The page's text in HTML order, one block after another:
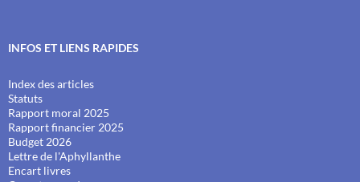
INFOS ET LIENS RAPIDES
Index des articles
Statuts
Rapport moral 2025
Rapport financier 2025
Budget 2026
Lettre de l'Aphyllanthe
Encart livres